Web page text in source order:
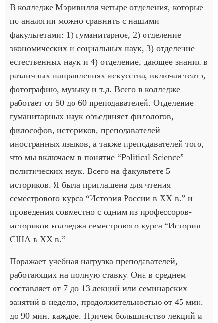
В колледже Мэривилля четыре отделения, которые
по аналогии можно сравнить с нашими
факультетами: 1) гуманитарное, 2) отделение
экономических и социальных наук, 3) отделение
естественных наук и 4) отделение, дающее знания в
различных направлениях искусства, включая театр,
фотографию, музыку и т.д. Всего в колледже
работает от 50 до 60 преподавателей. Отделение
гуманитарных наук объединяет филологов,
философов, историков, преподавателей
иностранных языков, а также преподавателей того,
что мы включаем в понятие “Political Science” —
политических наук. Всего на факультете 5
историков. Я была приглашена для чтения
семестрового курса “История России в ХХ в.” и
проведения совместно с одним из профессоров-
историков колледжа семестрового курса “История
США в ХХ в.”
Поражает учебная нагрузка преподавателей,
работающих на полную ставку. Она в среднем
составляет от 7 до 13 лекций или семинарских
занятий в неделю, продолжительностью от 45 мин.
до 90 мин. каждое. Причем большинство лекций и